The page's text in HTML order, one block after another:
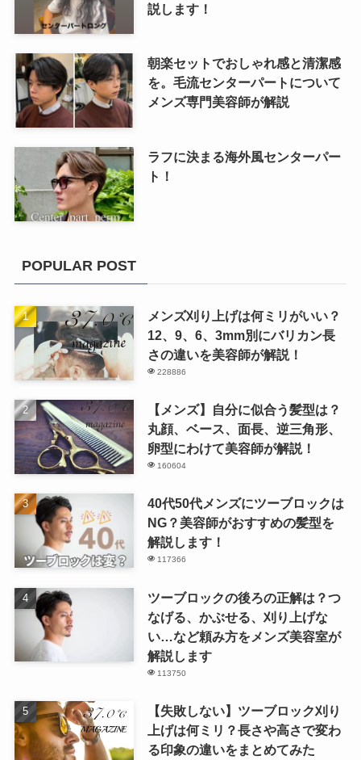
説します！
朝楽セットでおしゃれ感と清潔感
を。毛流センターパートについて
メンズ専門美容師が解説
ラフに決まる海外風センターパー
ト！
POPULAR POST
メンズ刈り上げは何ミリがいい？
12、9、6、3mm別にバリカン長
さの違いを美容師が解説！
228886
【メンズ】自分に似合う髪型は？
丸顔、ベース、面長、逆三角形、
卵型にわけて美容師が解説！
160604
40代50代メンズにツーブロックは
NG？美容師がおすすめの髪型を
解説します！
117366
ツーブロックの後ろの正解は？つ
なげる、かぶせる、刈り上げな
い…など頼み方をメンズ美容室が
解説します
113750
【失敗しない】ツーブロック刈り
上げは何ミリ？長さや高さで変わ
る印象の違いをまとめてみた